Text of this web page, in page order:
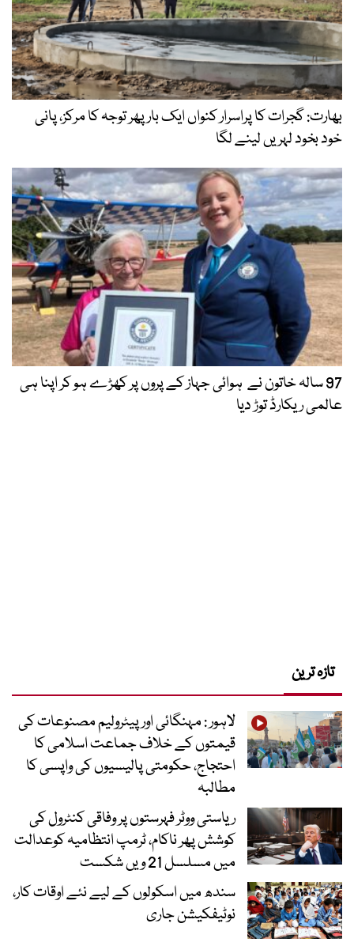
بھارت: گجرات کا پراسرار کنواں ایک بار پھر توجہ کا مرکز، پانی
خود بخود لہریں لینے لگا
97 سالہ خاتون نے ہوائی جہاز کے پروں پر کھڑے ہو کر اپنا ہی
عالمی ریکارڈ توڑ دیا
تازہ ترین
لاہور : مہنگائی اور پیٹرولیم مصنوعات کی
قیمتوں کے خلاف جماعت اسلامی کا
احتجاج، حکومتی پالیسیوں کی واپسی کا
مطالبہ
ریاستی ووٹر فہرستوں پر وفاقی کنٹرول کی
کوشش پھر ناکام، ٹرمپ انتظامیہ کوعدالت
میں مسلسل 21 ویں شکست
سندھ میں اسکولوں کے لیے نئے اوقات کار،
نوٹیفکیشن جاری